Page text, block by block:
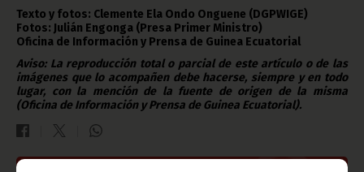
Texto y fotos: Clemente Ela Ondo Onguene (DGPWIGE)
Fotos: Julián Engonga (Presa Primer Ministro)
Oficina de Información y Prensa de Guinea Ecuatorial
Aviso: La reproducción total o parcial de este artículo o de las
imágenes que lo acompañen debe hacerse, siempre y en todo
lugar, con la mención de la fuente de origen de la misma
(Oficina de Información y Prensa de Guinea Ecuatorial).